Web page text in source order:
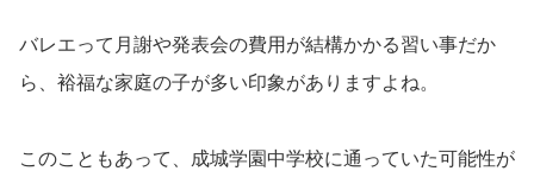
バレエって月謝や発表会の費用が結構かかる習い事だか
ら、裕福な家庭の子が多い印象がありますよね。
このこともあって、成城学園中学校に通っていた可能性が